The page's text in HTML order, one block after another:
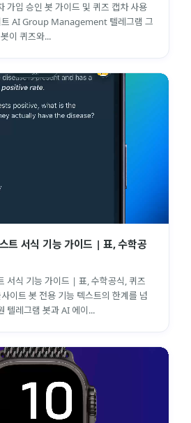
가입 승인 봇 가이드 및 퀴즈 캡차 사용
트 AI Group Management 텔레그램 그
이 퀴즈와...
트 서식 기능 가이드 | 표, 수학공
서식 기능 가이드 | 표, 수학공식, 퀴즈
이트 봇 전용 기능 텍스트의 한계를 넘
텔레그램 봇과 AI 에이...